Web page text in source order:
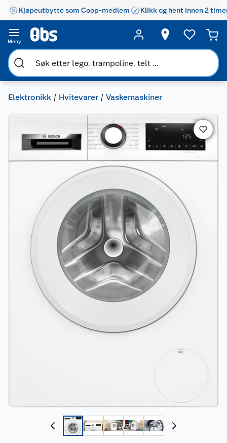
Kjøpeutbytte som Coop-medlem Klikk og hent innen 2
Meny
Elektronikk Hvitevarer Vaskemaskiner